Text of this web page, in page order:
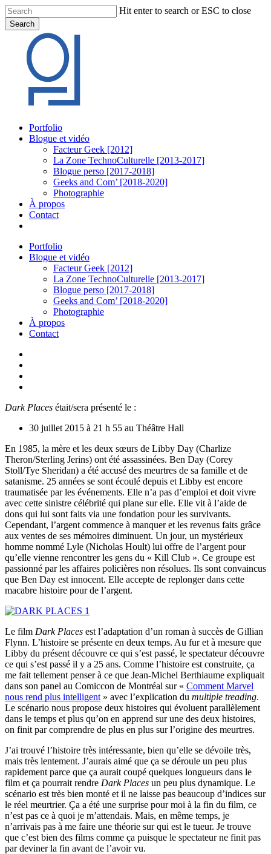
Skip
to
main
content
Hit enter to search or ESC to close
Search
Search
Menu
Portfolio
Blogue et vidéo
Facteur Geek [2012]
La Zone TechnoCulturelle [2013-2017]
Blogue perso [2017-2018]
Geeks and Com’ [2018-2020]
Photographie
À propos
Contact
Portfolio
Blogue et vidéo
Facteur Geek [2012]
La Zone TechnoCulturelle [2013-2017]
Blogue perso [2017-2018]
Geeks and Com’ [2018-2020]
Photographie
À propos
Contact
Dark Places était/sera présenté le :
30 juillet 2015 à 21 h 55 au Théâtre Hall
En 1985, la mère et les deux sœurs de Libby Day (Charlize
Theron/Sterling Jerins) ont été assassinées. Ben Day (Corey
Stoll/Tye Sheridan) a été accusé des meurtres de sa famille et de
satanisme. 25 années se sont écoulé depuis et Libby est encore
traumatisée par les événements. Elle n’a pas d’emploi et doit vivre
avec cette sinistre célébrité qui plane sur elle. Elle vit à l’aide de
dons qui lui sont faits via une fondation pour les survivants.
Cependant, l’argent commence à manquer et les revenus faits grâce
aux ventes de ses mémoires diminuent. Un jour, un mystérieux
homme nommé Lyle (Nicholas Hoult) lui offre de l’argent pour
qu’elle vienne rencontrer les gens du « Kill Club ». Ce groupe est
passionné par les affaires policières non résolues. Ils sont convaincus
que Ben Day est innocent. Elle accepte de replonger dans cette
macabre histoire pour de l’argent.
Le film Dark Places est l’adaptation d’un roman à succès de Gillian
Flynn. L’histoire se présente en deux temps. Au fur et à mesure que
Libby du présent découvre ce qui s’est passé, le spectateur découvre
ce qui s’est passé il y a 25 ans. Comme l’histoire est construite, ça
me fait tellement penser à ce que Jean-Michel Berthiaume expliquait
dans son panel au Comiccon de Montréal sur « Comment Marvel
nous rend plus intelligent » avec l’explication du multiple treading.
Le scénario nous propose deux histoires qui évoluent parallèlement
dans le temps et plus qu’on en apprend sur une des deux histoires,
on finit par comprendre de plus en plus sur l’origine des meurtres.
J’ai trouvé l’histoire très intéressante, bien qu’elle se dévoile très,
mais très lentement. J’aurais aimé que ça se déroule un peu plus
rapidement parce que ça aurait coupé quelques longueurs dans le
film et ça pourrait rendre Dark Places un peu plus dynamique. Le
scénario est très bien monté et il ne laisse pas beaucoup d’indices sur
le réel meurtrier. Ça a été une surprise pour moi à la fin du film, ce
n’est pas ce à quoi je m’attendais. Mais, en même temps, je
n’arrivais pas à me faire une théorie sur qui est le tueur. Je trouve
que c’est bien des films comme ça puisque le spectateur ne finit pas
par deviner la fin avant de l’avoir vu.